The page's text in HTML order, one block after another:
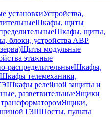
установкиУстройства,
Шкафы, щиты
Шкафы, щиты,
блоки, устройства АВР
Щиты модульные
этажные
распределительныеШкафы,
Шкафы телемеханики,
Шкафы релейной защиты и
разветвительныеЯщики
Ящики,
шиной ГЗШПосты, пульты